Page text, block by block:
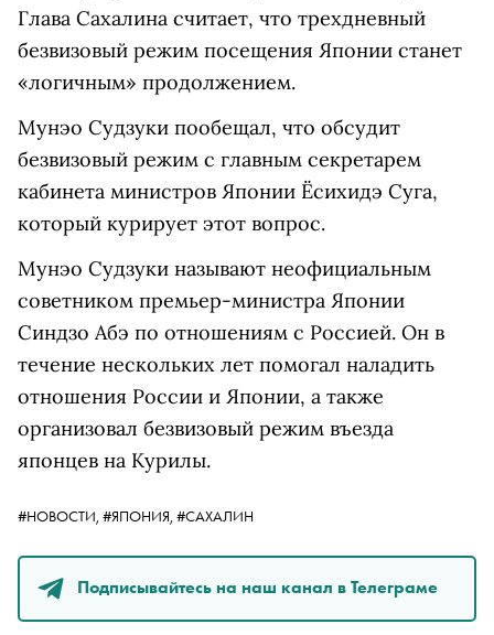
Глава Сахалина считает, что трехдневный
безвизовый режим посещения Японии станет
«логичным» продолжением.
Мунэо Судзуки пообещал, что обсудит
безвизовый режим с главным секретарем
кабинета министров Японии Ёсихидэ Суга,
который курирует этот вопрос.
Мунэо Судзуки называют неофициальным
советником премьер-министра Японии
Синдзо Абэ по отношениям с Россией. Он в
течение нескольких лет помогал наладить
отношения России и Японии, а также
организовал безвизовый режим въезда
японцев на Курилы.
#НОВОСТИ, #ЯПОНИЯ, #САХАЛИН
Подписывайтесь на наш канал в Телеграме